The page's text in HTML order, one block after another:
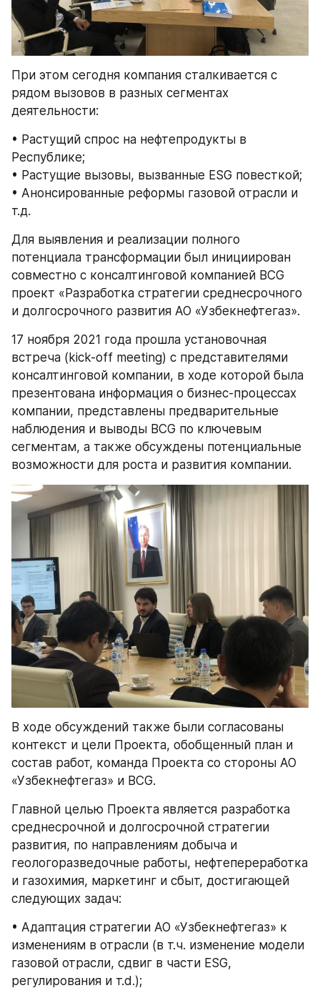
При этом сегодня компания сталкивается с
рядом вызовов в разных сегментах
деятельности:
• Растущий спрос на нефтепродукты в
Республике;
• Растущие вызовы, вызванные ESG повесткой;
• Анонсированные реформы газовой отрасли и
т.д.
Для выявления и реализации полного
потенциала трансформации был инициирован
совместно с консалтинговой компанией BCG
проект «Разработка стратегии среднесрочного
и долгосрочного развития АО «Узбекнефтегаз».
17 ноября 2021 года прошла установочная
встреча (kick-off meeting) с представителями
консалтинговой компании, в ходе которой была
презентована информация о бизнес-процессах
компании, представлены предварительные
наблюдения и выводы BCG по ключевым
сегментам, а также обсуждены потенциальные
возможности для роста и развития компании.
В ходе обсуждений также были согласованы
контекст и цели Проекта, обобщенный план и
состав работ, команда Проекта со стороны АО
«Узбекнефтегаз» и BCG.
Главной целью Проекта является разработка
среднесрочной и долгосрочной стратегии
развития, по направлениям добыча и
геологоразведочные работы, нефтепереработка
и газохимия, маркетинг и сбыт, достигающей
следующих задач:
• Адаптация стратегии АО «Узбекнефтегаз» к
изменениям в отрасли (в т.ч. изменение модели
газовой отрасли, сдвиг в части ESG,
регулирования и т.d.);